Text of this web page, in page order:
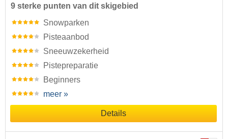
9 sterke punten van dit skigebied
Snowparken
Pisteaanbod
Sneeuwzekerheid
Pistepreparatie
Beginners
meer »
Details